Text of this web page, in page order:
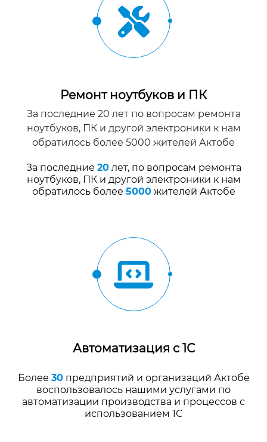
Ремонт ноутбуков и ПК
За последние 20 лет по вопросам ремонта
ноутбуков, ПК и другой электроники к нам
обратилось более 5000 жителей Актобе
За последние 20лет, по вопросам ремонта
ноутбуков, ПК и другой электроники к нам
обратилось более 5000жителей Актобе
Автоматизация с 1С
Более 30предприятий и организаций Актобе
воспользовалось нашими услугами по
автоматизации производства и процессов с
использованием 1С